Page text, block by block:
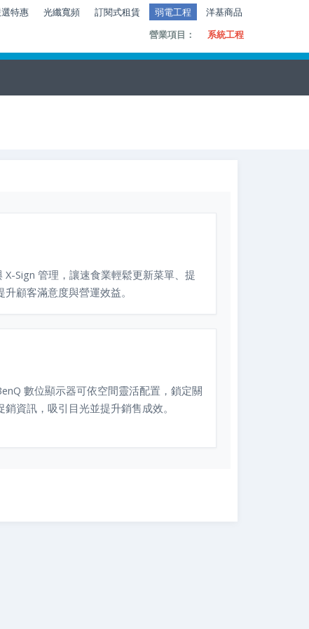
特惠 光纖寬頻 訂閱式租賃 弱電工程 洋基商品
營業項目： 系統工程
Sign 管理，讓速食業輕鬆更新菜單、提
顧客滿意度與營運效益。
數位顯示器可依空間靈活配置，鎖定關
資訊，吸引目光並提升銷售成效。